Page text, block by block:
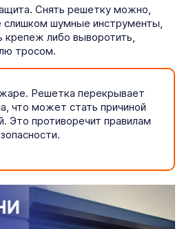
Снять решетку можно,
слишком шумные инструменты,
крепеж либо выворотить,
тросом.
Решетка перекрывает
что может стать причиной
Это противоречит правилам